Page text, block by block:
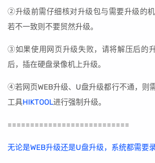
②升级前需仔细核对升级包与需要升级的机
若不一致则不要贸然升级。
③如果使用网页升级失败，请将解压后的
后，插在硬盘录像机上升级。
④若网页WEB升级、U盘升级都行不通，则
工具HIKTOOL进行强制升级。
===========================
无论是WEB升级还是U盘升级，系统都需要